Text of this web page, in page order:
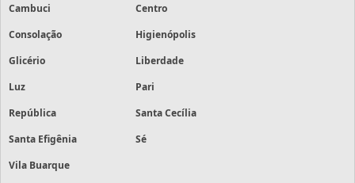
Cambuci
Centro
Consolação
Higienópolis
Glicério
Liberdade
Luz
Pari
República
Santa Cecília
Santa Efigênia
Sé
Vila Buarque